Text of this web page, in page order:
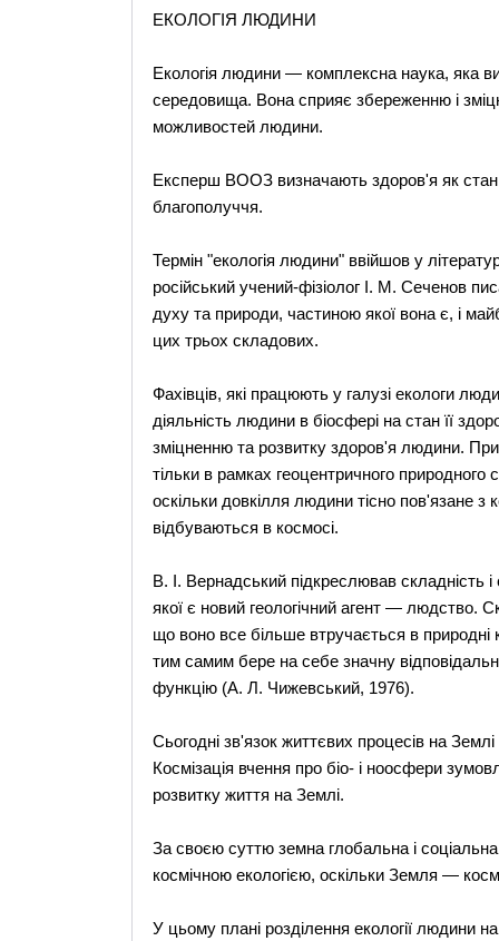
ЕКОЛОГІЯ ЛЮДИНИ
Екологія людини — комплексна наука, яка
середовища. Вона сприяє збереженню і
можливостей людини.
Експерш ВООЗ визначають здоров'я як стан
благополуччя.
Термін "екологія людини" ввійшов у
російський учений-фізіолог І. М. Сеченов
духу та природи, частиною якої вона є, і
цих трьох складових.
Фахівців, які працюють у галузі екологи
діяльність людини в біосфері на стан її
зміцненню та розвитку здоров'я людини.
тільки в рамках геоцентричного
оскільки довкілля людини тісно пов'язане з
відбуваються в космосі.
В. І. Вернадський підкреслював складність
якої є новий геологічний агент — людство.
що воно все більше втручається в природні
тим самим бере на себе значну
функцію (А. Л. Чижевський, 1976).
Сьогодні зв'язок життєвих процесів на
Космізація вчення про біо- і ноосфери
розвитку життя на Землі.
За своєю суттю земна глобальна і
космічною екологією, оскільки Земля —
У цьому плані розділення екології людини